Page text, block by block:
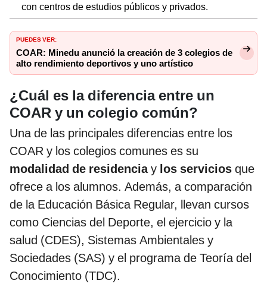
con centros de estudios públicos y privados.
PUEDES VER:
COAR: Minedu anunció la creación de 3 colegios de
alto rendimiento deportivos y uno artístico
¿Cuál es la diferencia entre un
COAR y un colegio común?
Una de las principales diferencias entre los
COAR y los colegios comunes es su
modalidad de residenciay los servicios que
ofrece a los alumnos. Además, a comparación
de la Educación Básica Regular, llevan cursos
como Ciencias del Deporte, el ejercicio y la
salud (CDES), Sistemas Ambientales y
Sociedades (SAS) y el programa de Teoría del
Conocimiento (TDC).